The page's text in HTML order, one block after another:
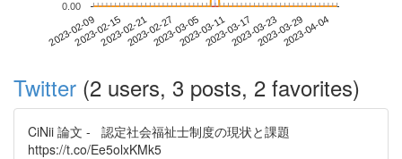
2023-02-092023-02-152023-02-212023-02-272023-03-052023-03-112023-03-172023-03-232023-03-292023-04-04
0.00
Twitter (2 users, 3 posts, 2 favorites)
CiNii 論文 - 認定社会福祉士制度の現状と課題
https://t.co/Ee5olxKMk5